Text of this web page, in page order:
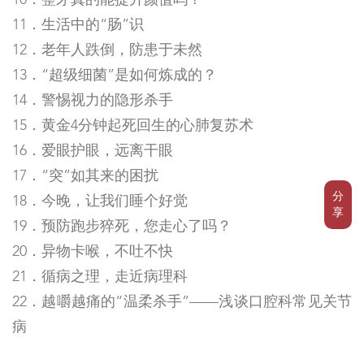
分
享
11．生活中的“肠”识
12．老年人跌倒，防患于未然
13．“超级细菌”是如何炼成的？
14．警惕视力的隐形杀手
15．黄金4分钟起死回生的心肺复苏术
16．爱眼护眼，远离干眼
17．“突”如其来的困扰
18．今晚，让我们睡个好觉
19．预防跑步猝死，您走心了吗？
20．异物卡喉，不吐不快
21．循病之理，走近病理科
22．越嚼越痛的“温柔杀手”——浅谈口腔科常见关节
病